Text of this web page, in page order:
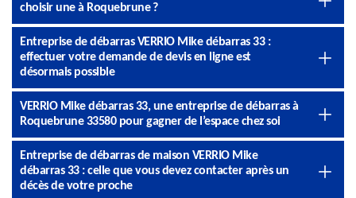
choisir une à Roquebrune ?
Entreprise de débarras VERRIO Mike débarras 33 :
effectuer votre demande de devis en ligne est
désormais possible
VERRIO Mike débarras 33, une entreprise de débarras à
Roquebrune 33580 pour gagner de l’espace chez soi
Entreprise de débarras de maison VERRIO Mike
débarras 33 : celle que vous devez contacter après un
décès de votre proche